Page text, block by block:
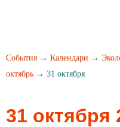
События → Календари →
октябрь → 31 октября
31 октября